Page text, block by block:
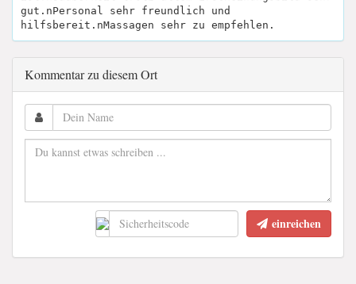
gut.nPersonal sehr freundlich und
hilfsbereit.nMassagen sehr zu empfehlen.
Kommentar zu diesem Ort
einreichen